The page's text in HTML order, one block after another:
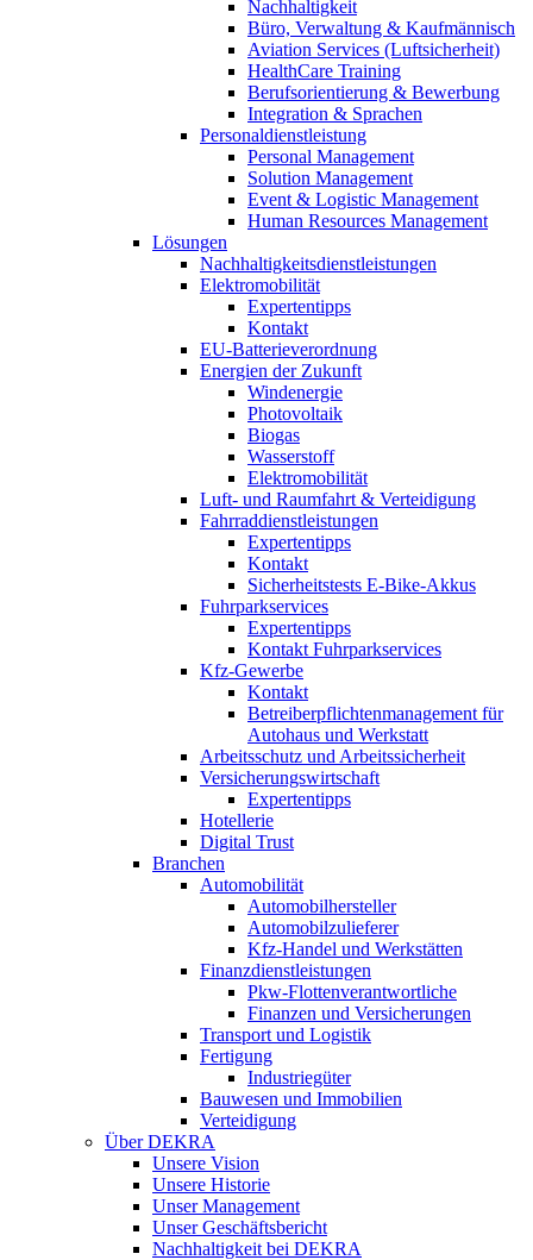
Nachhaltigkeit
Büro, Verwaltung & Kaufmännisch
Aviation Services (Luftsicherheit)
HealthCare Training
Berufsorientierung & Bewerbung
Integration & Sprachen
Personaldienstleistung
Personal Management
Solution Management
Event & Logistic Management
Human Resources Management
Lösungen
Nachhaltigkeitsdienstleistungen
Elektromobilität
Expertentipps
Kontakt
EU-Batterieverordnung
Energien der Zukunft
Windenergie
Photovoltaik
Biogas
Wasserstoff
Elektromobilität
Luft- und Raumfahrt & Verteidigung
Fahrraddienstleistungen
Expertentipps
Kontakt
Sicherheitstests E-Bike-Akkus
Fuhrparkservices
Expertentipps
Kontakt Fuhrparkservices
Kfz-Gewerbe
Kontakt
Betreiberpflichtenmanagement für
Autohaus und Werkstatt
Arbeitsschutz und Arbeitssicherheit
Versicherungswirtschaft
Expertentipps
Hotellerie
Digital Trust
Branchen
Automobilität
Automobilhersteller
Automobilzulieferer
Kfz-Handel und Werkstätten
Finanzdienstleistungen
Pkw‑Flottenverantwortliche
Finanzen und Versicherungen
Transport und Logistik
Fertigung
Industriegüter
Bauwesen und Immobilien
Verteidigung
Über DEKRA
Unsere Vision
Unsere Historie
Unser Management
Unser Geschäftsbericht
Nachhaltigkeit bei DEKRA